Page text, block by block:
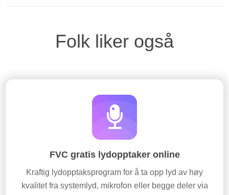
Folk liker også
FVC gratis lydopptaker online
Kraftig lydopptaksprogram for å ta opp lyd av høy
kvalitet fra systemlyd, mikrofon eller begge deler via